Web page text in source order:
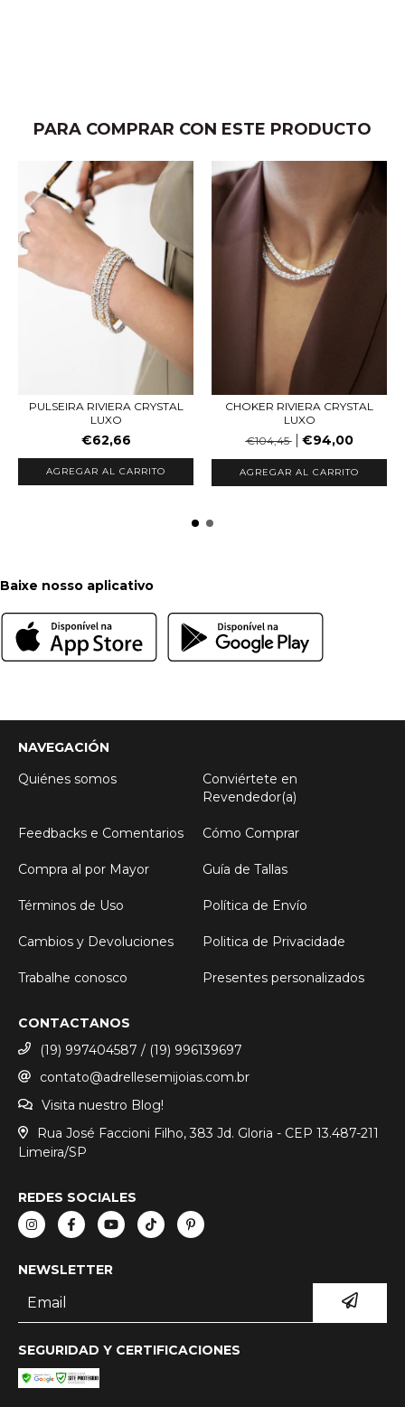
PARA COMPRAR CON ESTE PRODUCTO
PULSEIRA RIVIERA CRYSTAL
LUXO
€62,66
AGREGAR AL CARRITO
CHOKER RIVIERA CRYSTAL
LUXO
€104,45
€94,00
AGREGAR AL CARRITO
Baixe nosso aplicativo
NAVEGACIÓN
Quiénes somos
Conviértete en
Revendedor(a)
Feedbacks e Comentarios Cómo Comprar
Compra al por Mayor Guía de Tallas
Términos de Uso Política de Envío
Cambios y Devoluciones Politica de Privacidade
Trabalhe conosco Presentes personalizados
CONTACTANOS
(19) 997404587 / (19) 996139697
contato@adrellesemijoias.com.br
Visita nuestro Blog!
Rua José Faccioni Filho, 383 Jd. Gloria - CEP 13.487-211
Limeira/SP
REDES SOCIALES
NEWSLETTER
SEGURIDAD Y CERTIFICACIONES